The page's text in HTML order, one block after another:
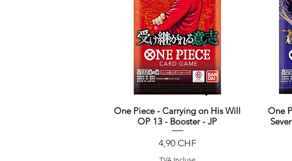
Aperçu rapide
One Piece - Carrying on His Will
OP 13 - Booster - JP
Prix
4,90 CHF
One